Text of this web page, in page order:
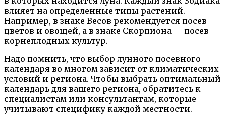
влияет на определенные типы растений.
Например, в знаке Весов рекомендуется посев
цветов и овощей, а в знаке Скорпиона — посев
корнеплодных культур.
Надо помнить, что выбор лунного посевного
календаря во многом зависит от климатических
условий и региона. Чтобы выбрать оптимальный
календарь для вашего региона, обратитесь к
специалистам или консультантам, которые
учитывают специфику каждой местности.